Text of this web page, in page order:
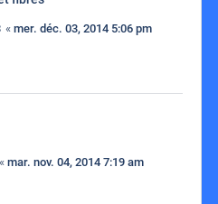
« mer. déc. 03, 2014 5:06 pm
« mar. nov. 04, 2014 7:19 am